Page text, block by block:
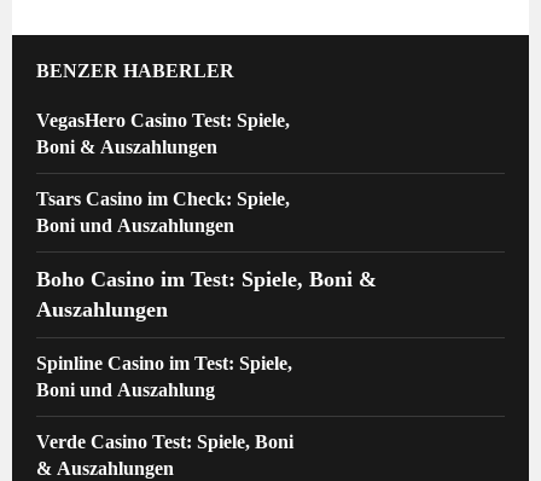
BENZER HABERLER
VegasHero Casino Test: Spiele,
Boni & Auszahlungen
Tsars Casino im Check: Spiele,
Boni und Auszahlungen
Boho Casino im Test: Spiele, Boni &
Auszahlungen
Spinline Casino im Test: Spiele,
Boni und Auszahlung
Verde Casino Test: Spiele, Boni
& Auszahlungen